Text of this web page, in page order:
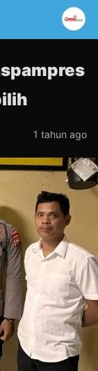
1 tahun ago